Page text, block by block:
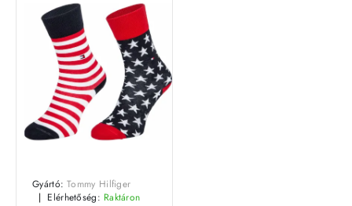
Gyártó: Tommy Hilfiger
Elérhetőség: Raktáron